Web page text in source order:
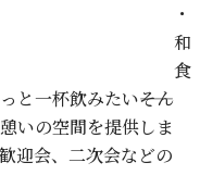
・
和
食
一杯飲みたい――そん
いの空間を提供しま
迎会、二次会などの